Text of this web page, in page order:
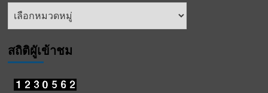
หัวข้อ
สถิติผูัเข้าชม